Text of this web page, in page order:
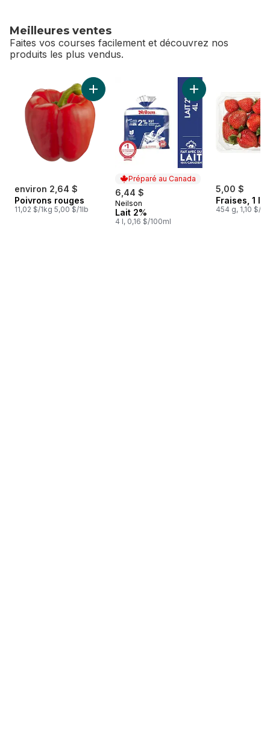
Meilleures ventes
Faites vos courses facilement et découvrez nos
produits les plus vendus.
sauter Meilleures ventes
environ 2,64 $
Poivrons rouges
11,02 $/1kg 5,00 $/1lb
Ajouter Poivrons rouges au panier
Préparé au Canada
6,44 $
Préparé au Canada
Neilson
Lait 2%
4 l, 0,16 $/100ml
Ajouter Lait 2% au
5,00 $
Fraises, 1 lb
454 g, 1,10 $/